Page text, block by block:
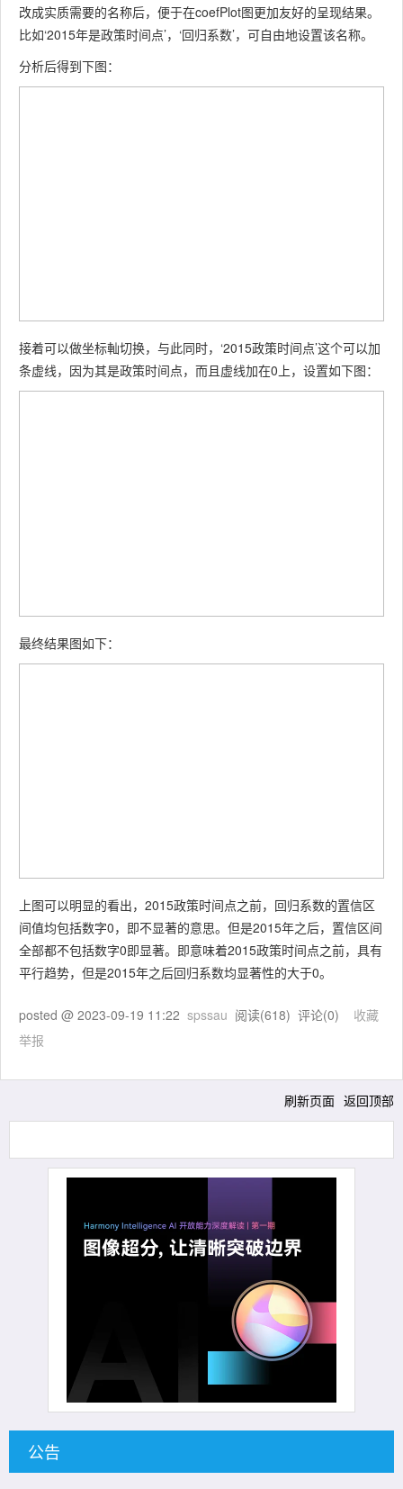
改成实质需要的名称后，便于在coefPlot图更加友好的呈现结果。
比如‘2015年是政策时间点’，‘回归系数’，可自由地设置该名称。
分析后得到下图：
接着可以做坐标軕切换，与此同时，‘2015政策时间点’这个可以加
条虚线，因为其是政策时间点，而且虚线加在0上，设置如下图：
最终结果图如下：
上图可以明显的看出，2015政策时间点之前，回归系数的置信区
间值均包括数字0，即不显著的意思。但是2015年之后，置信区间
全部都不包括数字0即显著。即意味着2015政策时间点之前，具有
平行趋势，但是2015年之后回归系数均显著性的大于0。
posted @ 2023-09-19 11:22 spssau 阅读(618) 评论(0) 收藏
举报
刷新页面 返回顶部
公告